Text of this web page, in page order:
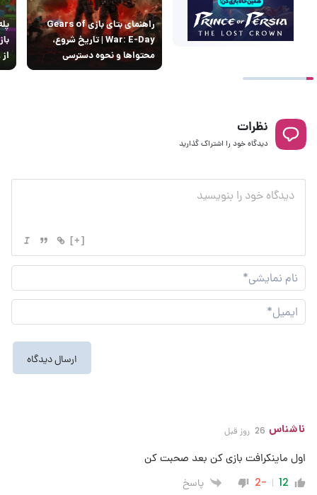
راهنمای بتای بازی Gears of
War: E-Day | تاریخ‌ شروع،
محتواها و نحوه دسترسی
از ۹ سال انتظار
نظرات
دیدگاه خود را اشتراک گذارید
[+]
نام
ناشناس 26 روز قبل
اول ماینکرافت بازی کن بعد صحبت کن
12
-2 پاسخ